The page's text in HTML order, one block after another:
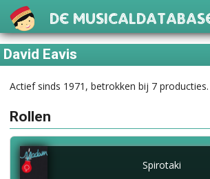
De
David Eavis
Actief sinds 1971, betrokken bij 7 producties.
Rollen
Spirotaki